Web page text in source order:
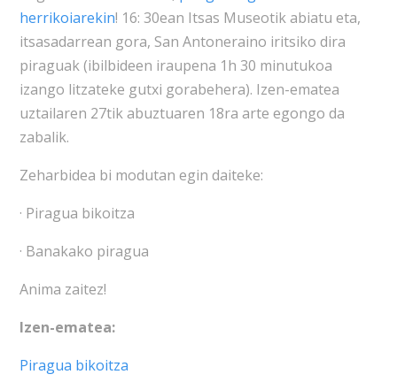
herrikoiarekin! 16: 30ean Itsas Museotik abiatu eta,
itsasadarrean gora, San Antoneraino iritsiko dira
piraguak (ibilbideen iraupena 1h 30 minutukoa
izango litzateke gutxi gorabehera). Izen-ematea
uztailaren 27tik abuztuaren 18ra arte egongo da
zabalik.
Zeharbidea bi modutan egin daiteke:
· Piragua bikoitza
· Banakako piragua
Anima zaitez!
Izen-ematea:
Piragua bikoitza